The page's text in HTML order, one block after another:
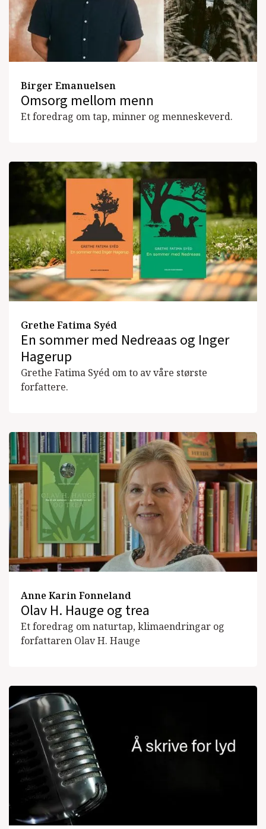
Birger Emanuelsen
Omsorg mellom menn
Et foredrag om tap, minner og menneskeverd.
Grethe Fatima Syéd
En sommer med Nedreaas og Inger
Hagerup
Grethe Fatima Syéd om to av våre største
forfattere.
Anne Karin Fonneland
Olav H. Hauge og trea
Et foredrag om naturtap, klimaendringar og
forfattaren Olav H. Hauge